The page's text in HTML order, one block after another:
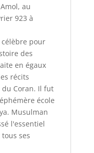
au
923 à
pour
des
en égaux
récits
Coran. Il fut
école
Musulman
l'essentiel
ses